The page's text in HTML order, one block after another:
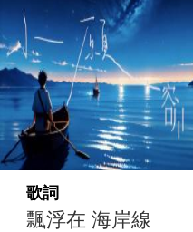
歌詞
飄浮在 海岸線